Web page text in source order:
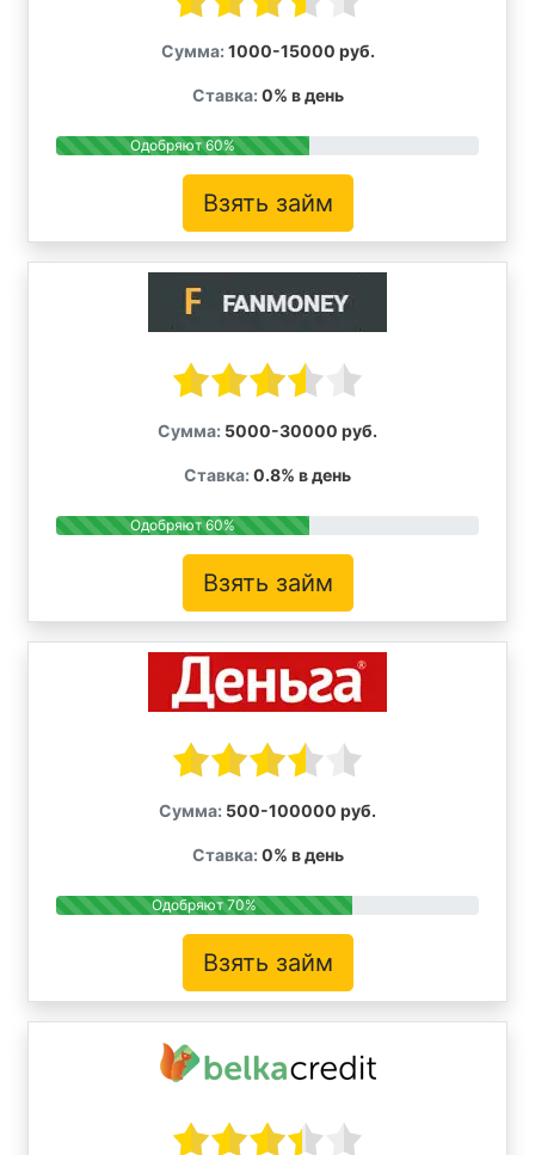
Сумма: 1000-15000 руб.
Ставка: 0% в день
Одобряют 60%
Взять займ
Сумма: 5000-30000 руб.
Ставка: 0.8% в день
Одобряют 60%
Взять займ
Сумма: 500-100000 руб.
Ставка: 0% в день
Одобряют 70%
Взять займ